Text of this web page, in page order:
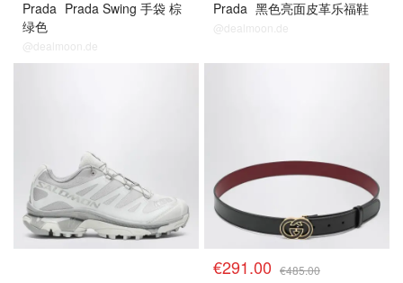
Prada Prada Swing 手袋 棕
绿色
@dealmoon.de
Prada 黑色亮面皮革乐福鞋
@dealmoon.de
€291.00 €485.00